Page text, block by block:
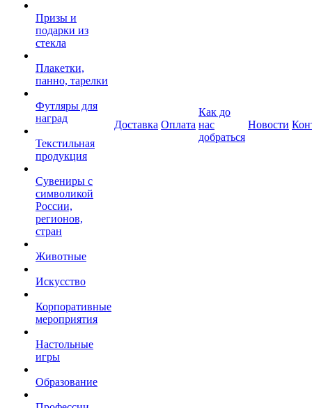
Призы и
подарки из
стекла
Плакетки,
панно, тарелки
Футляры для
наград
Текстильная
продукция
Сувениры с
символикой
России,
регионов,
стран
Животные
Искусство
Корпоративные
мероприятия
Настольные
игры
Образование
Доставка Оплата
Как до
нас
добраться
Новости